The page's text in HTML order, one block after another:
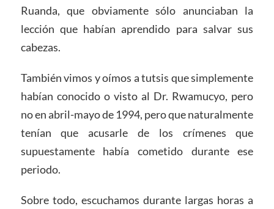
Ruanda, que obviamente sólo anunciaban la
lección que habían aprendido para salvar sus
cabezas.
También vimos y oímos a tutsis que simplemente
habían conocido o visto al Dr. Rwamucyo, pero
no en abril-mayo de 1994, pero que naturalmente
tenían que acusarle de los crímenes que
supuestamente había cometido durante ese
periodo.
Sobre todo, escuchamos durante largas horas a